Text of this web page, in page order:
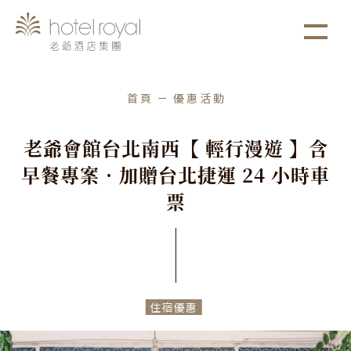
首頁 優惠活動
老爺會館台北南西 【 輕行漫遊 】 含
早餐專案 ． 加贈台北捷運 24 小時車
票
住宿優惠